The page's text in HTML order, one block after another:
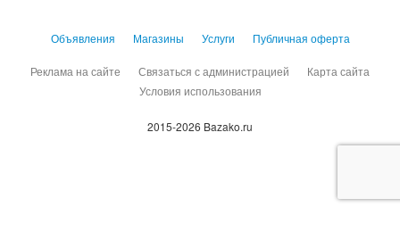
Объявления Магазины Услуги Публичная оферта
Реклама на сайте Связаться с администрацией
Карта сайта
Условия использования
2015-2026 Bazako.ru